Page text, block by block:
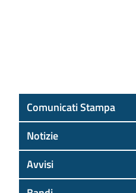
Comunicati Stampa
Notizie
Avvisi